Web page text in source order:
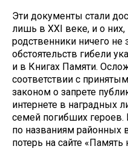
Эти документы стали
лишь в XXI веке, и о
родственники ничего не
обстоятельств гибели
и в Книгах Памяти.
соответствии с
законом о запрете
интернете в наградных
семей погибших
по названиям районных
потерь на сайте «Память